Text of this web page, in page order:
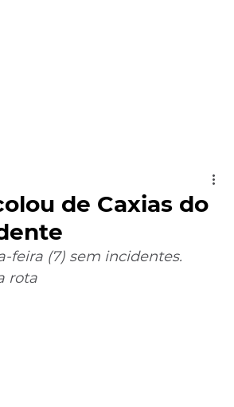
de Caxias do
feira (7) sem incidentes.
rota